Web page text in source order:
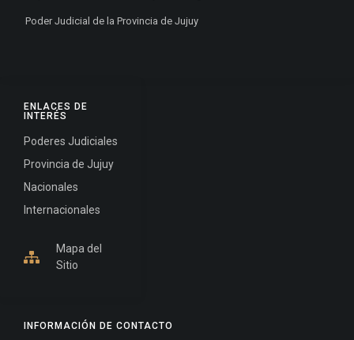
INFORMACIÓN DE CONTACTO
ENLACES DE
INTERÉS
Poderes Judiciales
Provincia de Jujuy
Nacionales
Internacionales
Mapa del
Sitio
Poder Judicial de la Provincia de Jujuy